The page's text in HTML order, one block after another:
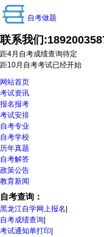
自考做题
联系我们:
距4月自考成绩查询待定
距10月自考考试已经开始
网站首页
考试资讯
报名报考
考试安排
自考专业
自考学校
历年真题
自考解答
政策公告
教育新闻
自考查询：
黑龙江自学网上报名
自考成绩查询
考试通知单打印